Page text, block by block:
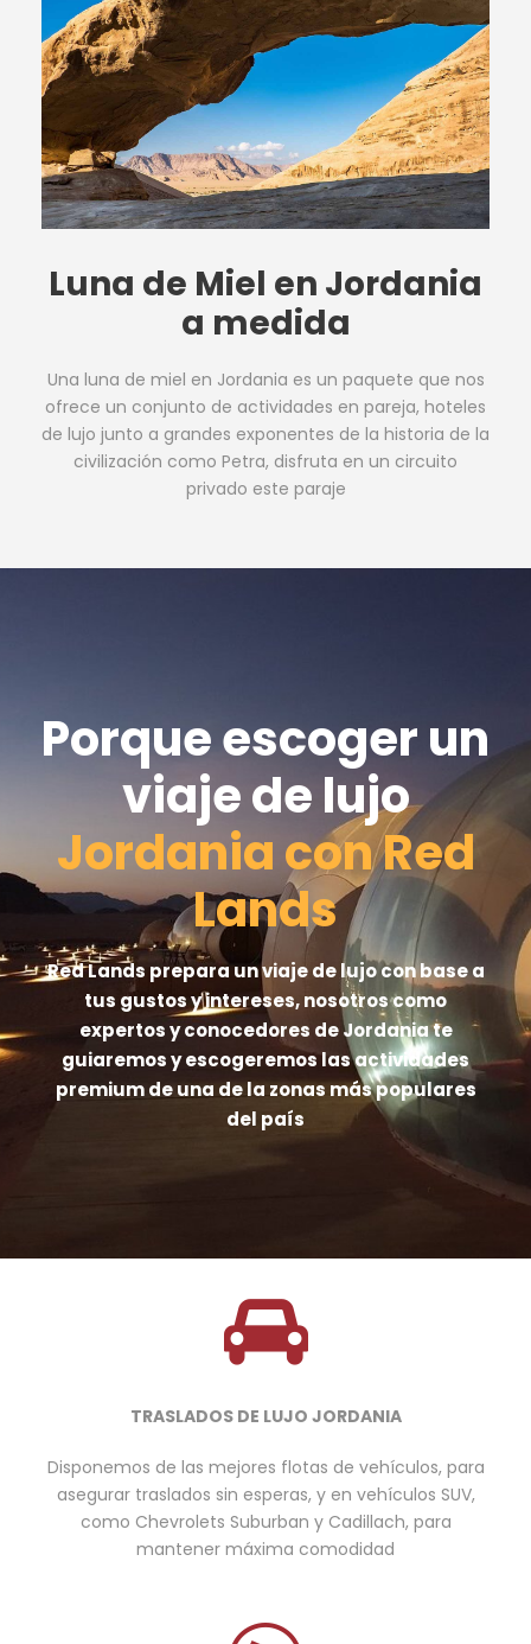
Luna de Miel en Jordania
a medida
Una luna de miel en Jordania es un paquete que nos
ofrece un conjunto de actividades en pareja, hoteles
de lujo junto a grandes exponentes de la historia de la
civilización como Petra, disfruta en un circuito
privado este paraje
Porque escoger un
viaje de lujo
Jordania con Red
Lands
Red Lands prepara un viaje de lujo con base a
tus gustos y intereses, nosotros como
expertos y conocedores de Jordania te
guiaremos y escogeremos las actividades
premium de una de la zonas más populares
del país
TRASLADOS DE LUJO JORDANIA
Disponemos de las mejores flotas de vehículos, para
asegurar traslados sin esperas, y en vehículos SUV,
como Chevrolets Suburban y Cadillach, para
mantener máxima comodidad